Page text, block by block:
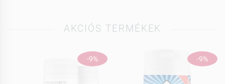
AKCIÓS TERMÉKEK
-9% -9%